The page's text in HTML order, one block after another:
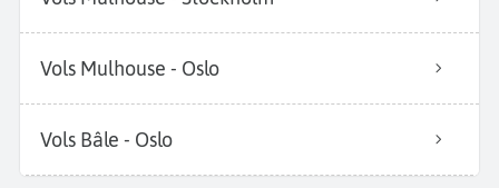
Vols Mulhouse - Oslo
Vols Bâle - Oslo